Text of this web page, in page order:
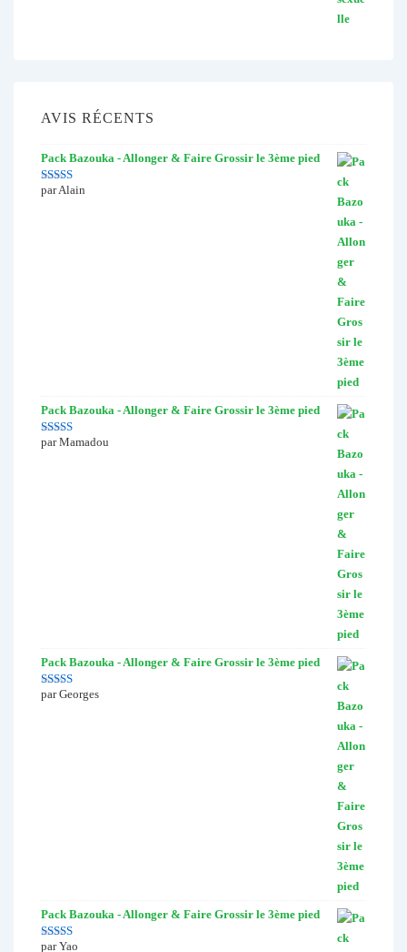
AVIS RÉCENTS
Pack Bazouka - Allonger & Faire Grossir le 3ème pied
Note5sur 5
par Alain
Pack Bazouka - Allonger & Faire Grossir le 3ème pied
Note5sur 5
par Mamadou
Pack Bazouka - Allonger & Faire Grossir le 3ème pied
Note5sur 5
par Georges
Pack Bazouka - Allonger & Faire Grossir le 3ème pied
Note4sur
par Yao